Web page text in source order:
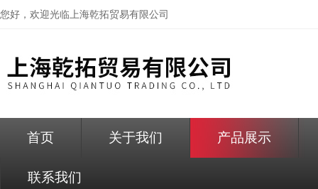
您好，欢迎光临上海乾拓贸易有限公司
首页 关于我们 产品展示
联系我们